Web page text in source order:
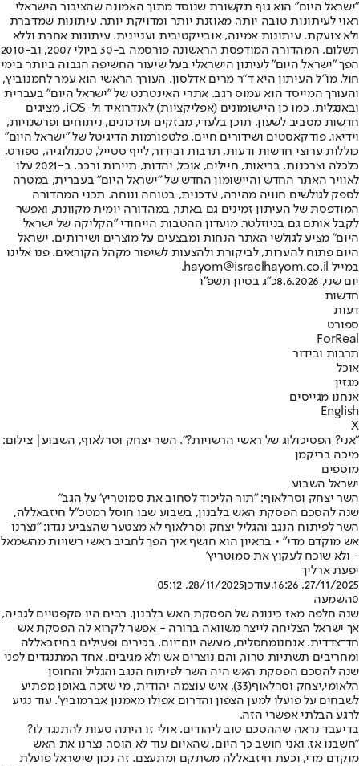
"ישראל היום" הוא גוף תקשורת שנוסד מתוך האמונה שהציבור הישראלי
ראוי לעיתונות טובה יותר, מאוזנת יותר ומדויקת יותר. עיתונות שמדברת
ולא צועקת. עיתונות אמינה, אובייקטיבית ועניינית. עיתונות אחרת וללא
תשלום. המהדורה המודפסת הראשונה פורסמה ב-30 ביולי 2007, וב-2010
הפך "ישראל היום" לעיתון הישראלי בעל שיעור החשיפה הגבוה ביותר בימי
חול. מו"ל העיתון היא ד"ר מרים אדלסון. העורך הראשי הוא עמר לחמנוביץ,
והעורך המייסד הוא עמוס רגב. אתרי האינטרנט של "ישראל היום" בעברית
ובאנגלית, כמו כן היישומונים (אפליקציות) לאנדרואיד ול-iOS, מציגים
חדשות מסביב לשעון, תוכן בלעדי, מבזקים ועדכונים, ניתוחים ופרשנויות,
וידיאו, פודקאסטים ושידורים חיים. פלטפורמות הדיגיטל של "ישראל היום"
כוללות ערוצי חדשות ודעות, תרבות ובידור, לייף סטייל, טכנולוגיה, ספורט,
כלכלה וצרכנות, בריאות, חיילים, אוכל, יהדות, תיירות ורכב. ב-2021 עלו
לאוויר האתר החדש והיישומון החדש של "ישראל היום" בעברית, במטרה
לספק לגולשים חוויה מהירה, עדכנית, בטוחה ונוחה. תכני המהדורה
המודפסת של העיתון זמינים גם באתר, במהדורה יומית מקוונת, ואפשר
לקבל אותם גם בניוזלטר. מועדון ההטבות הייחודי "הקליקה של ישראל
היום" מציע לגולשי האתר הנחות ומבצעים על מוצרים ושירותים. ישראל
היום פתוח להערות, לביקורת ולהצעות לשיפור מקהל הקוראים. פנו אלינו
במייל hayom@israelhayom.co.il.
יום שני, 8.6.2026
כ"ג בסיון תשפ"ו
חדשות
דעות
ספורט
ForReal
תרבות ובידור
אוכל
מגזין
אנחנו מגייסים
English
X
"אני? הפסיכולוג של ראשי הרשויות?". השר יצחק וסרלאוף, השבוע| צילום:
מיכה בריקמן
מוספים
ישראל השבוע
השר יצחק וסרלאוף: "תור הליכוד לסחוב את סמוטריץ' על הגב"
שנה להסכם הפסקת האש בלבנון, בשבוע שבו חוסל רמטכ"ל חיזבאללה,
השר לפיתוח הנגב והגליל יצחק וסרלאוף לא מצטער שהצביע נגדו: "נצרנו
אש מוקדם מדי" • בראיון הוא חושף איך הפך לחביב ראשי רשויות מהשמאל
- ולא שוכח לעקוץ את סמוטריץ'
יפעת ארליך
27/11/2025, 16:26
,עודכן28/11/2025, 05:12
0השמעה
שנה חלפה מאז כינונה של הפסקת האש בלבנון. רבים היו סקפטיים לגביה,
אך ישראל הצליחה לייצר משוואה ברורה - אפשר לקרוא לה הפסקת אש
חד־צדדית. אנחנומחסלים, מעשה יום־יום, בכירים ופעילים בחיזבאללה
ומחריבים תשתיות טרור, והם נוצרים אש ולא מגיבים. אחד המתנגדים לפני
שנה להסכם הפסקת האש היה השר לפיתוח הנגב והגליל והחוסן
הלאומי,יצחק וסרלאוף
(33), איש עוצמה יהודית, מי שזכה באופן מפתיע
לשבחים על פועלו למען הצפון והדרום אפילו מאמנון אברמוביץ'. עוד נגיע
לרגע הבלתי אפשרי הזה.
בדיעבד נראה שההסכם טוב ליהודים. אולי זו היתה טעות להתנגד לו?
"חשבנו אז, ואני חושב כך היום, שהאיום עוד לא הוסר. נצרנו את האש
מוקדם מדי, וכעת חיזבאללה משתקם ומתעצם. זה נכון שישראל פועלת